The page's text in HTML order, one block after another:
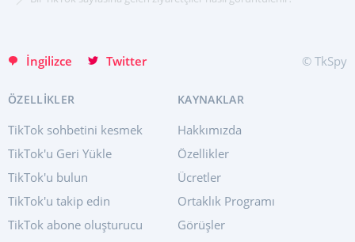
İngilizce Twitter © TkSpy
ÖZELLIKLER
TikTok sohbetini kesmek
TikTok'u Geri Yükle
TikTok'u bulun
TikTok'u takip edin
TikTok abone oluşturucu
KAYNAKLAR
Hakkımızda
Özellikler
Ücretler
Ortaklık Programı
Görüşler